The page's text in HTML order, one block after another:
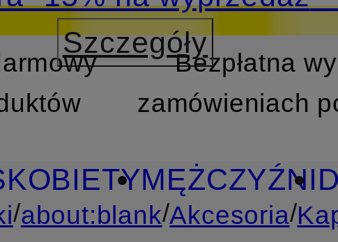
PRZEJDŹ DO
Szczegóły
Bezpłatna
zamówieniach
KOBIETYMĘŻCZYŹNI
/about:blank/Akcesoria/